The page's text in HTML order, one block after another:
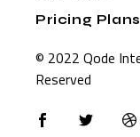
Pricing Plans
© 2022 Qode
Reserved